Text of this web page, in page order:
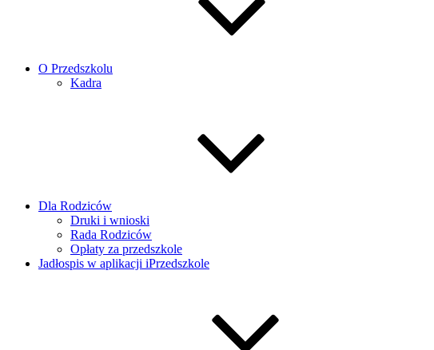
O Przedszkolu
Kadra
Dla Rodziców
Druki i wnioski
Rada Rodziców
Opłaty za przedszkole
Jadłospis w aplikacji iPrzedszkole